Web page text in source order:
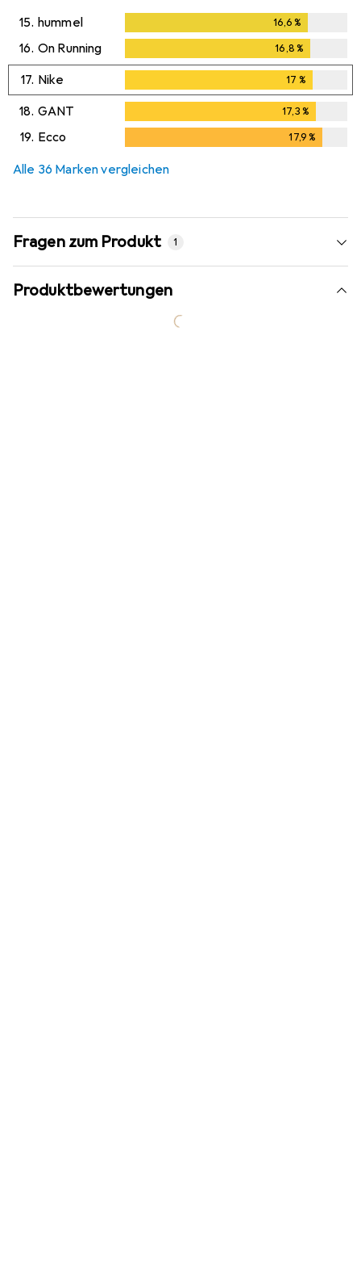
15. hummel 16,6%
16,6%
16. On Running 16,8%
16,8%
17. Nike 17 %
18. GANT 17,3%
17,3%
19. Ecco 17,9%
Alle 36 Marken vergleichen
Fragen zum Produkt 1
Produktbewertungen